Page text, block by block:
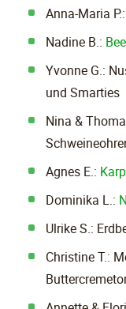
Anna-Maria
Nadine B.:
Yvonne G.:
und Smarties
Nina &
Agnes E.:
Dominika L.:
Ulrike S.:
Christine T.: